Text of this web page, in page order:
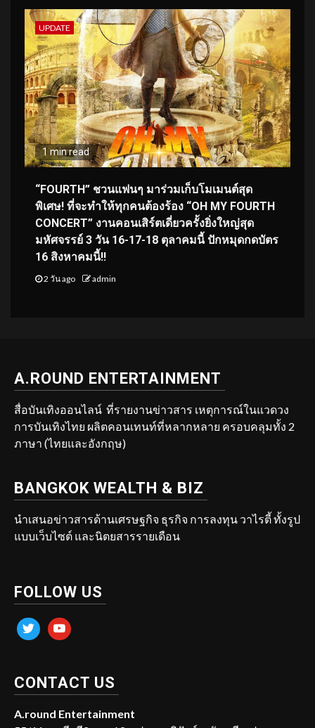
UPDATE
1 min read
“FOURTH” ชวนแฟนๆ มาร่วมเก็บโมเมนต์สุด
พิเศษ! ที่จะทำให้ทุกคนต้องร้อง “OH MY FOURTH
CONCERT” งานคอนเสิร์ตเดี่ยวครั้งยิ่งใหญ่สุด
มหัศจรรย์ 3 วัน 16-17-18 ตุลาคมนี้ ปักหมุดกดบัตร
16 สิงหาคมนี้!!
2 วัน ago admin
A.ROUND ENTERTAINMENT
สื่อบันเทิงออนไลน์ ที่รายงานข่าวสาร เหตุการณ์ในแวดวง
การบันเทิงไทย ผลิตคอนเทนท์ที่หลากหลาย ครอบคลุมทั้ง 2
ภาษา (ไทยและอังกฤษ)
BANGKOK WEALTH & BIZ
นำเสนอข่าวสารด้านเศรษฐกิจ ธุรกิจ การลงทุน วาไรตี้ ทั้งรูป
แบบเว็บไซต์ และนิตยสารรายเดือน
FOLLOW US
twitter youtube
CONTACT US
A.round Entertainment